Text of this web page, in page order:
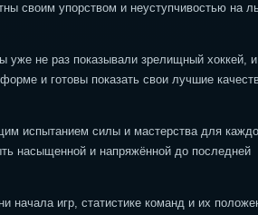
своим упорством и неуступчивостью на
уже не раз показывали зрелищный хоккей, и
и готовы показать свои лучшие
испытанием силы и мастерства для
насыщенной и напряжённой до последней
игр, статистике команд и их